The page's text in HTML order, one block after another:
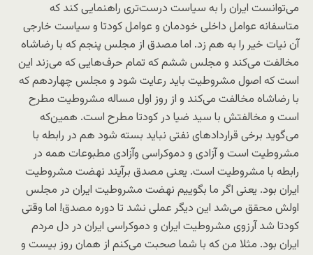
می‌توانست ایران را به سیاست درست‌تری راهنمایی کند که
متاسفانه عوامل داخلی خودمان و عوامل کودتا و سیاست خارجی
آن نیات خیر را به هم زد. اما مصدق از مجلس پنجم که با رضاشاه
مخالفت می‌کند و مجلس ششم که تمام حرف‌هایی که می‌زند این
است که اصول مشروطیت باید رعایت شود و مجلس چهاردهم که
با رضاشاه مخالفت می‌کند و از روز اول مساله مشروطیت مطرح
است و مخالفتش با سید ضیا در کودتا مطرح است. همین‌که
می‌گوید برخی قراردادهای نفتی نباید بسته شود هم در رابطه با
مشروطیت است و آزادی و دموکراسی وآزادی مطبوعات همه در
رابطه با مشروطیت است. یعنی مصدق برآیند نهضت مشروطیت
ایران بود. یعنی اگر ما بگوییم نهضت مشروطیت ایران در مجلس
اولش محقق می‌شد این دیگر عملی نشد تا دوره مصدق! اما وقتی
کودتا شد آرزوی مشروطیت ایران و دموکراسی ایران در دل مردم
ایران بود. مثلا من که با شما صحبت می‌کنم از همان روز بیست و